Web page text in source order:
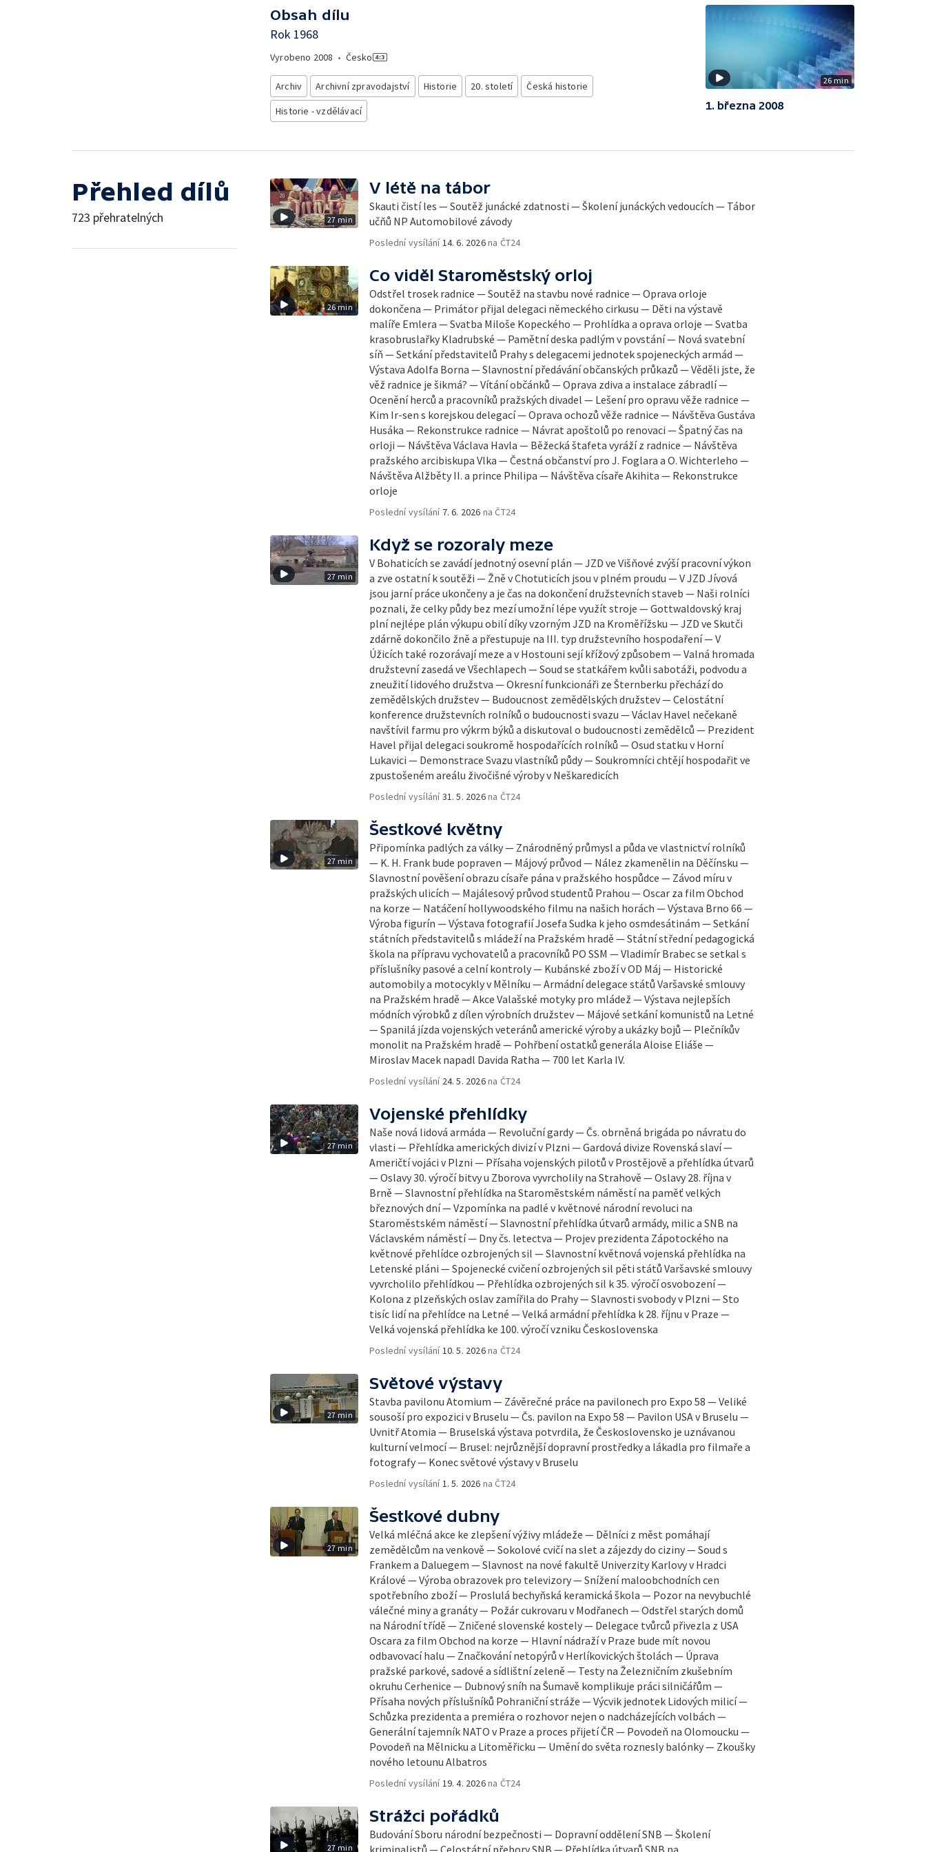
Obsah dílu
Rok 1968
Vyrobeno 2008 • Česko
Archiv Archivní zpravodajství Historie 20. století
Česká historie
Historie - vzdělávací
26 min
1. března 2008
Přehled dílů
723 přehratelných 27 min
V létě na tábor
Skauti čistí les — Soutěž junácké zdatnosti — Školení junáckých vedoucích — Tábor
učňů NP Automobilové závody
Poslední vysílání 14. 6. 2026na ČT24
26 min
Co viděl Staroměstský orloj
Odstřel trosek radnice — Soutěž na stavbu nové radnice — Oprava orloje
dokončena — Primátor přijal delegaci německého cirkusu — Děti na výstavě
malíře Emlera — Svatba Miloše Kopeckého — Prohlídka a oprava orloje — Svatba
krasobruslařky Kladrubské — Pamětní deska padlým v povstání — Nová svatební
síň — Setkání představitelů Prahy s delegacemi jednotek spojeneckých armád —
Výstava Adolfa Borna — Slavnostní předávání občanských průkazů — Věděli jste, že
věž radnice je šikmá? — Vítání občánků — Oprava zdiva a instalace zábradlí —
Ocenění herců a pracovníků pražských divadel — Lešení pro opravu věže radnice —
Kim Ir-sen s korejskou delegací — Oprava ochozů věže radnice — Návštěva Gustáva
Husáka — Rekonstrukce radnice — Návrat apoštolů po renovaci — Špatný čas na
orloji — Návštěva Václava Havla — Běžecká štafeta vyráží z radnice — Návštěva
pražského arcibiskupa Vlka — Čestná občanství pro J. Foglara a O. Wichterleho —
Návštěva Alžběty II. a prince Philipa — Návštěva císaře Akihita — Rekonstrukce
orloje
Poslední vysílání 7. 6. 2026 na ČT24
27 min
Když se rozoraly meze
V Bohaticích se zavádí jednotný osevní plán — JZD ve Višňové zvýší pracovní výkon
a zve ostatní k soutěži — Žně v Chotuticích jsou v plném proudu — V JZD Jívová
jsou jarní práce ukončeny a je čas na dokončení družstevních staveb — Naši rolníci
poznali, že celky půdy bez mezí umožní lépe využít stroje — Gottwaldovský kraj
plní nejlépe plán výkupu obilí díky vzorným JZD na Kroměřížsku — JZD ve Skutči
zdárně dokončilo žně a přestupuje na III. typ družstevního hospodaření — V
Úžicích také rozorávají meze a v Hostouni sejí křížový způsobem — Valná hromada
družstevní zasedá ve Všechlapech — Soud se statkářem kvůli sabotáži, podvodu a
zneužití lidového družstva — Okresní funkcionáři ze Šternberku přechází do
zemědělských družstev — Budoucnost zemědělských družstev — Celostátní
konference družstevních rolníků o budoucnosti svazu — Václav Havel nečekaně
navštívil farmu pro výkrm býků a diskutoval o budoucnosti zemědělců — Prezident
Havel přijal delegaci soukromě hospodařících rolníků — Osud statku v Horní
Lukavici — Demonstrace Svazu vlastníků půdy — Soukromníci chtějí hospodařit ve
zpustošeném areálu živočišné výroby v Neškaredicích
Poslední vysílání31. 5. 2026na ČT24
27 min
Šestkové květny
Připomínka padlých za války — Znárodněný průmysl a půda ve vlastnictví rolníků
— K. H. Frank bude popraven — Májový průvod — Nález zkamenělin na Děčínsku —
Slavnostní pověšení obrazu císaře pána v pražského hospůdce — Závod míru v
pražských ulicích — Majálesový průvod studentů Prahou — Oscar za film Obchod
na korze — Natáčení hollywoodského filmu na našich horách — Výstava Brno 66 —
Výroba figurín — Výstava fotografií Josefa Sudka k jeho osmdesátinám — Setkání
státních představitelů s mládeží na Pražském hradě — Státní střední pedagogická
škola na přípravu vychovatelů a pracovníků PO SSM — Vladimír Brabec se setkal s
příslušníky pasové a celní kontroly — Kubánské zboží v OD Máj — Historické
automobily a motocykly v Mělníku — Armádní delegace států Varšavské smlouvy
na Pražském hradě — Akce Valašské motyky pro mládež — Výstava nejlepších
módních výrobků z dílen výrobních družstev — Májové setkání komunistů na Letné
— Spanilá jízda vojenských veteránů americké výroby a ukázky bojů — Plečníkův
monolit na Pražském hradě — Pohřbení ostatků generála Aloise Eliáše —
Miroslav Macek napadl Davida Ratha — 700 let Karla IV.
Poslední vysílání 24. 5. 2026na ČT24
27 min
Vojenské přehlídky
Naše nová lidová armáda — Revoluční gardy — Čs. obrněná brigáda po návratu do
vlasti — Přehlídka amerických divizí v Plzni — Gardová divize Rovenská slaví —
Američtí vojáci v Plzni — Přísaha vojenských pilotů v Prostějově a přehlídka útvarů
— Oslavy 30. výročí bitvy u Zborova vyvrcholily na Strahově — Oslavy 28. října v
Brně — Slavnostní přehlídka na Staroměstském náměstí na paměť velkých
březnových dní — Vzpomínka na padlé v květnové národní revoluci na
Staroměstském náměstí — Slavnostní přehlídka útvarů armády, milic a SNB na
Václavském náměstí — Dny čs. letectva — Projev prezidenta Zápotockého na
květnové přehlídce ozbrojených sil — Slavnostní květnová vojenská přehlídka na
Letenské pláni — Spojenecké cvičení ozbrojených sil pěti států Varšavské smlouvy
vyvrcholilo přehlídkou — Přehlídka ozbrojených sil k 35. výročí osvobození —
Kolona z plzeňských oslav zamířila do Prahy — Slavnosti svobody v Plzni — Sto
tisíc lidí na přehlídce na Letné — Velká armádní přehlídka k 28. říjnu v Praze —
Velká vojenská přehlídka ke 100. výročí vzniku Československa
Poslední vysílání 10. 5. 2026na ČT24
27 min
Světové výstavy
Stavba pavilonu Atomium — Závěrečné práce na pavilonech pro Expo 58 — Veliké
sousoší pro expozici v Bruselu — Čs. pavilon na Expo 58 — Pavilon USA v Bruselu —
Uvnitř Atomia — Bruselská výstava potvrdila, že Československo je uznávanou
kulturní velmocí — Brusel: nejrůznější dopravní prostředky a lákadla pro filmaře a
fotografy — Konec světové výstavy v Bruselu
Poslední vysílání 1. 5. 2026 na ČT24
27 min
Šestkové dubny
Velká mléčná akce ke zlepšení výživy mládeže — Dělníci z měst pomáhají
zemědělcům na venkově — Sokolové cvičí na slet a zájezdy do ciziny — Soud s
Frankem a Daluegem — Slavnost na nové fakultě Univerzity Karlovy v Hradci
Králové — Výroba obrazovek pro televizory — Snížení maloobchodních cen
spotřebního zboží — Proslulá bechyňská keramická škola — Pozor na nevybuchlé
válečné miny a granáty — Požár cukrovaru v Modřanech — Odstřel starých domů
na Národní třídě — Zničené slovenské kostely — Delegace tvůrců přivezla z USA
Oscara za film Obchod na korze — Hlavní nádraží v Praze bude mít novou
odbavovací halu — Značkování netopýrů v Herlíkovických štolách — Úprava
pražské parkové, sadové a sídlištní zeleně — Testy na Železničním zkušebním
okruhu Cerhenice — Dubnový sníh na Šumavě komplikuje práci silničářům —
Přísaha nových příslušníků Pohraniční stráže — Výcvik jednotek Lidových milicí —
Schůzka prezidenta a premiéra o rozhovor nejen o nadcházejících volbách —
Generální tajemník NATO v Praze a proces přijetí ČR — Povodeň na Olomoucku —
Povodeň na Mělnicku a Litoměřicku — Umění do světa roznesly balónky — Zkoušky
nového letounu Albatros
Poslední vysílání 19. 4. 2026na ČT24
27 min
Strážci pořádků
Budování Sboru národní bezpečnosti — Dopravní oddělení SNB — Školení
kriminalistů — Celostátní přebory SNB — Přehlídka útvarů SNB na